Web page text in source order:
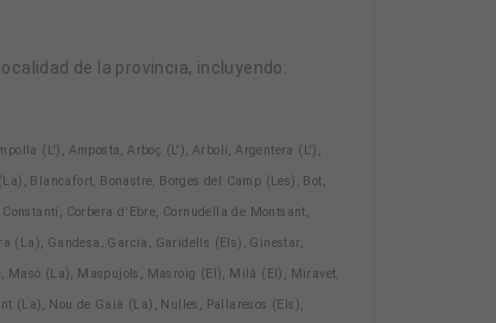
de la provincia, incluyendo:
(L'), Amposta, Arboç (L'), Arbolí, Argentera (L'),
Blancafort, Bonastre, Borges del Camp (Les), Bot,
Corbera d'Ebre, Cornudella de Montsant,
(La), Gandesa, Garcia, Garidells (Els), Ginestar,
Masó (La), Maspujols, Masroig (El), Milà (El), Miravet,
(La), Nou de Gaià (La), Nulles, Pallaresos (Els),